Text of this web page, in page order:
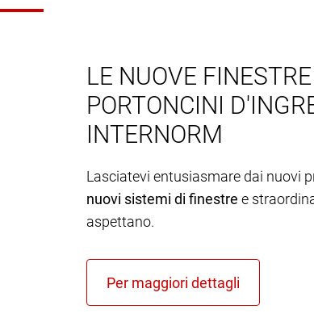
LE NUOVE
PORTONCINI
INTERNORM
Lasciatevi entusiasmare dai nuovi
nuovi sistemi di finestre e
aspettano.